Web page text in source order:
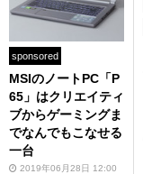
sponsored
MSIのノートPC「P
65」はクリエイティ
ブからゲーミングま
でなんでもこなせる
一台
2019年06月28日 12:00